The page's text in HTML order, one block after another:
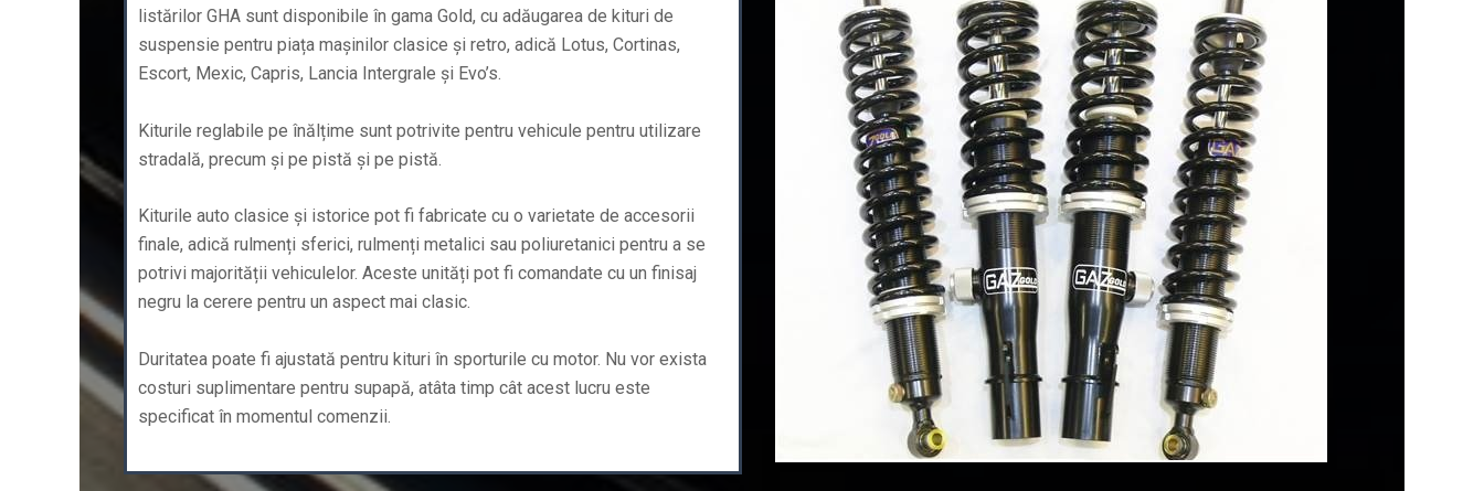
listărilor GHA sunt disponibile în gama Gold, cu adăugarea de kituri de
suspensie pentru piața mașinilor clasice și retro, adică Lotus, Cortinas,
Escort, Mexic, Capris, Lancia Intergrale și Evo’s.
Kiturile reglabile pe înălțime sunt potrivite pentru vehicule pentru utilizare
stradală, precum și pe pistă și pe pistă.
Kiturile auto clasice și istorice pot fi fabricate cu o varietate de accesorii
finale, adică rulmenți sferici, rulmenți metalici sau poliuretanici pentru a se
potrivi majorității vehiculelor. Aceste unități pot fi comandate cu un finisaj
negru la cerere pentru un aspect mai clasic.
Duritatea poate fi ajustată pentru kituri în sporturile cu motor. Nu vor exista
costuri suplimentare pentru supapă, atâta timp cât acest lucru este
specificat în momentul comenzii.